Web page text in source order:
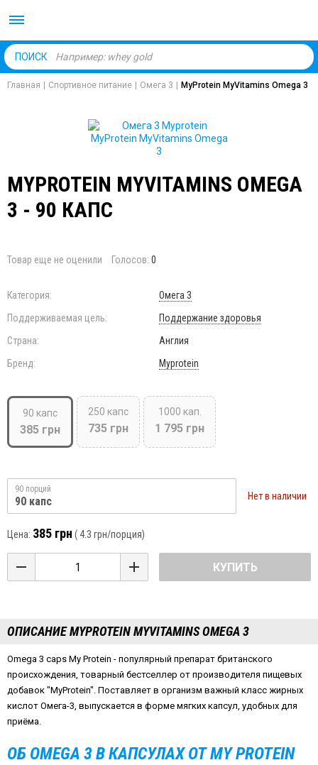
ПОИСК
Главная Спортивное питание Омега 3 MyProtein MyVitamins Omega 3
MYPROTEIN MYVITAMINS OMEGA
3 - 90 КАПС
Товар еще не оценили Голосов: 0
Категория:
Омега 3
Поддерживаемая цель:
Поддержание здоровья
Страна:
Англия
Бренд:
Myprotein
90 капс
385 грн
250 капс
735 грн
1000 кап.
1 795 грн
90 порций
90 капс Нет в наличии
Цена: 385 грн (4.3 грн/порция)
КУПИТЬ
ОПИСАНИЕ MYPROTEIN MYVITAMINS OMEGA 3
Omega 3 caps My Protein - популярный препарат британского
происхождения, товарный бестселлер от производителя пищевых
добавок "MyProtein". Поставляет в организм важный класс жирных
кислот Омега-3, выпускается в форме мягких капсул, удобных для
приёма.
ОБ OMEGA 3 В КАПСУЛАХ ОТ MY PROTEIN